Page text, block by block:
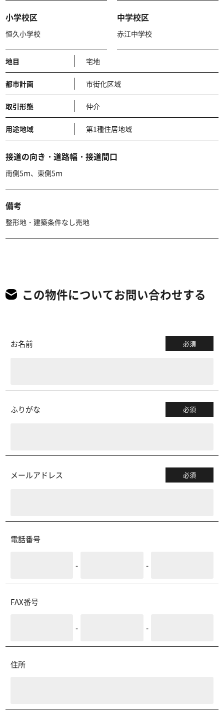
小学校区
恒久小学校
中学校区
赤江中学校
地目 宅地
都市計画 市街化区域
取引形態 仲介
用途地域 第1種住居地域
接道の向き・道路幅・接道間口
南側5ｍ、東側5ｍ
備考
整形地・建築条件なし売地
この物件についてお問い合わせする
お名前 必須
ふりがな 必須
メールアドレス 必須
電話番号
- -
FAX番号
- -
住所